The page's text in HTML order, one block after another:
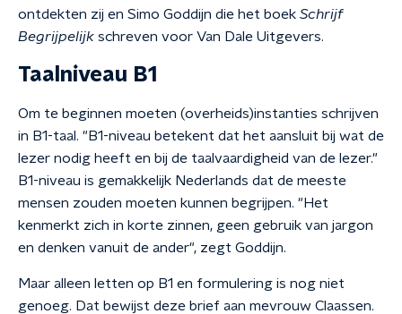
ontdekten zij en Simo Goddijn die het boek Schrijf
Begrijpelijk schreven voor Van Dale Uitgevers.
Taalniveau B1
Om te beginnen moeten (overheids)instanties schrijven
in B1-taal. "B1-niveau betekent dat het aansluit bij wat de
lezer nodig heeft en bij de taalvaardigheid van de lezer."
B1-niveau is gemakkelijk Nederlands dat de meeste
mensen zouden moeten kunnen begrijpen. "Het
kenmerkt zich in korte zinnen, geen gebruik van jargon
en denken vanuit de ander", zegt Goddijn.
Maar alleen letten op B1 en formulering is nog niet
genoeg. Dat bewijst deze brief aan mevrouw Claassen.